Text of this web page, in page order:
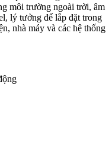
môi trường ngoài trời, âm
lý tưởng để lắp đặt trong
nhà máy và các hệ thống